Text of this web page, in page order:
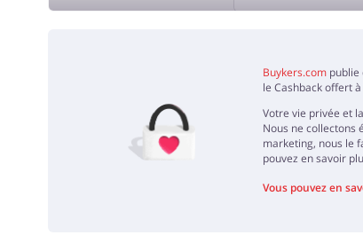
Buykers.compublie
le Cashback offert
Votre vie privée et
Nous ne collectons
marketing, nous le
pouvez en savoir
Vous pouvez en